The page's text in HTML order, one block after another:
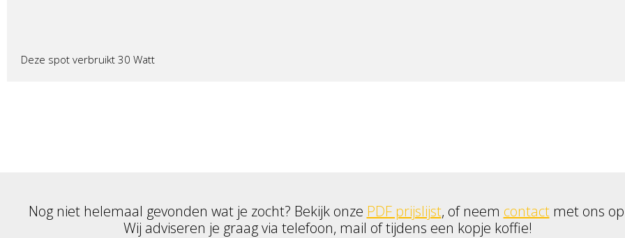
Deze spot verbruikt 30 Watt
Nog niet helemaal gevonden wat je zocht? Bekijk onze PDF prijslijst, of neem contactmet ons
Wij adviseren je graag via telefoon, mail of tijdens een kopje koffie!